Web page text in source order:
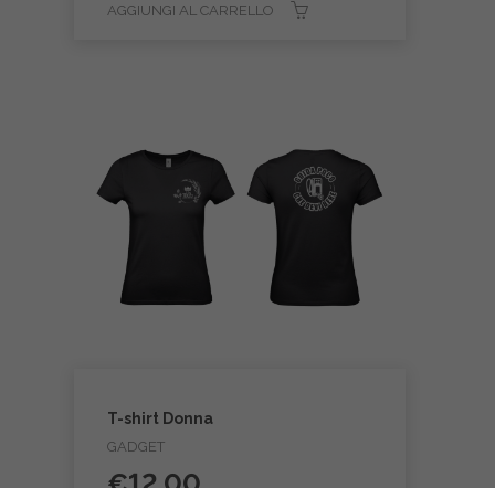
AGGIUNGI AL CARRELLO
T-shirt Donna
GADGET